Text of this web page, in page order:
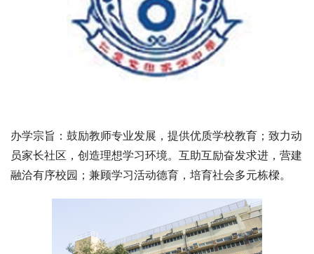
办学宗旨：鼓励教师专业发展，提供优质学校教育；致力动
员家长社区，创造理想学习环境。互助互励奋发求进，营建
融洽有序校园；兼顾学习活动德育，培育社会多元栋樑。